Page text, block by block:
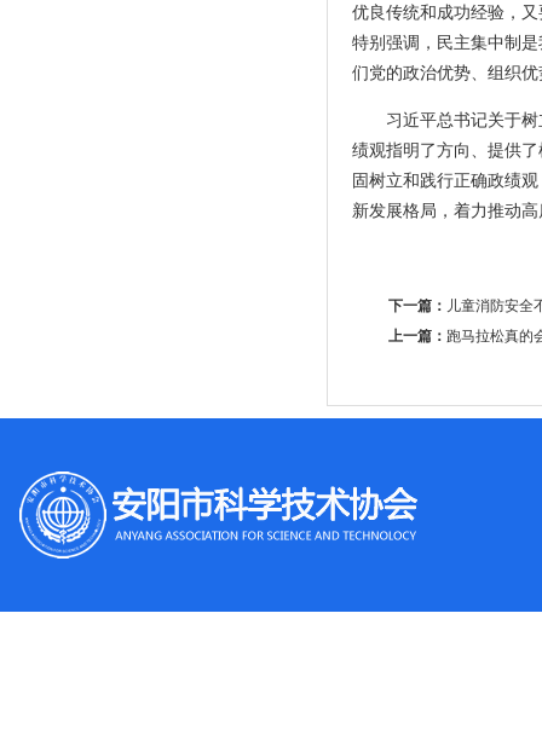
优良传统和成功经验，
特别强调，民主集中制
们党的政治优势、组织
习近平总书记关于
绩观指明了方向、提供
固树立和践行正确政绩
新发展格局，着力推动
下一篇： 儿童消防安全
上一篇： 跑马拉松真的